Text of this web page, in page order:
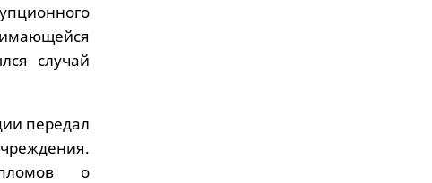
случай
передал
о